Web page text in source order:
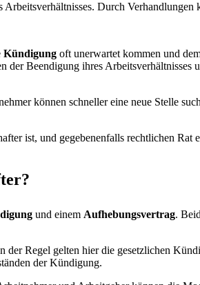
Durch Verhandlungen
Kündigung oft unerwartet kommen und
Beendigung ihres
können schneller eine neue Stelle
ist, und gegebenenfalls rechtlichen Rat
und einem Aufhebungsvertrag.
Regel gelten hier die gesetzlichen
der Kündigung.